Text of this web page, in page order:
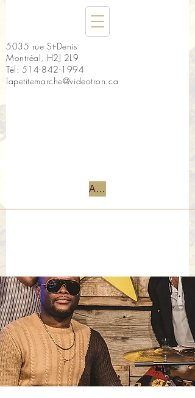
5035 rue St-Denis
Montréal, H2J 2L9
Tél: 514-842-1994
lapetitemarche@videotron.ca
Accueil